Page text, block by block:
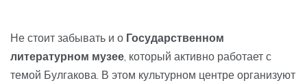
Не стоит забывать и о Государственном
литературном музее, который активно работает с
темой Булгакова. В этом культурном центре организуют